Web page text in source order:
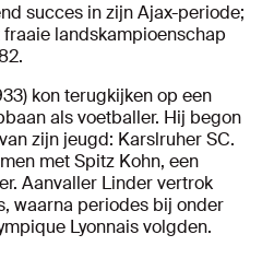
succes in zijn Ajax-periode;
landskampioenschap
kon terugkijken op een
als voetballer. Hij begon
zijn jeugd: Karslruher SC.
met Spitz Kohn, een
Aanvaller Linder vertrok
waarna periodes bij onder
Lyonnais volgden.